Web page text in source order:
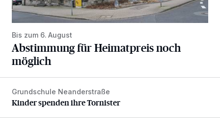
Bis zum 6. August
Abstimmung für Heimatpreis noch
möglich
Kinder spenden ihre Tornister
Grundschule Neanderstraße
Kinder spenden ihre Tornister